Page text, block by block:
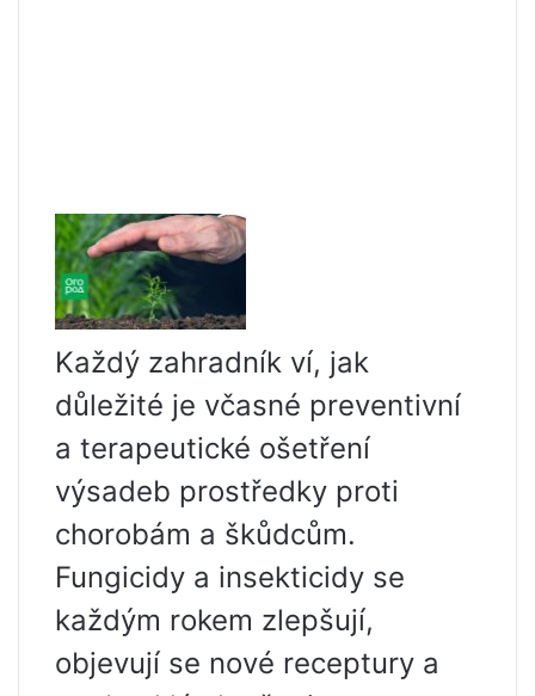
Každý zahradník ví, jak
důležité je včasné preventivní
a terapeutické ošetření
výsadeb prostředky proti
chorobám a škůdcům.
Fungicidy a insekticidy se
každým rokem zlepšují,
objevují se nové receptury a